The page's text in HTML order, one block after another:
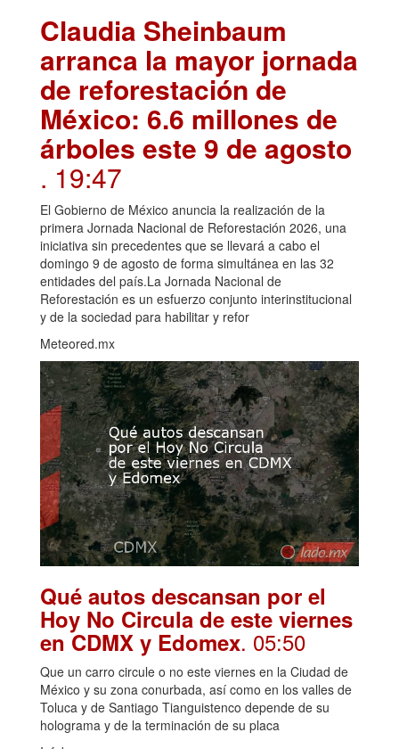
Claudia Sheinbaum
arranca la mayor jornada
de reforestación de
México: 6.6 millones de
árboles este 9 de agosto
. 19:47
El Gobierno de México anuncia la realización de la
primera Jornada Nacional de Reforestación 2026, una
iniciativa sin precedentes que se llevará a cabo el
domingo 9 de agosto de forma simultánea en las 32
entidades del país.La Jornada Nacional de
Reforestación es un esfuerzo conjunto interinstitucional
y de la sociedad para habilitar y refor
Meteored.mx
Qué autos descansan por el
Hoy No Circula de este viernes
en CDMX y Edomex. 05:50
Que un carro circule o no este viernes en la Ciudad de
México y su zona conurbada, así como en los valles de
Toluca y de Santiago Tianguistenco depende de su
holograma y de la terminación de su placa